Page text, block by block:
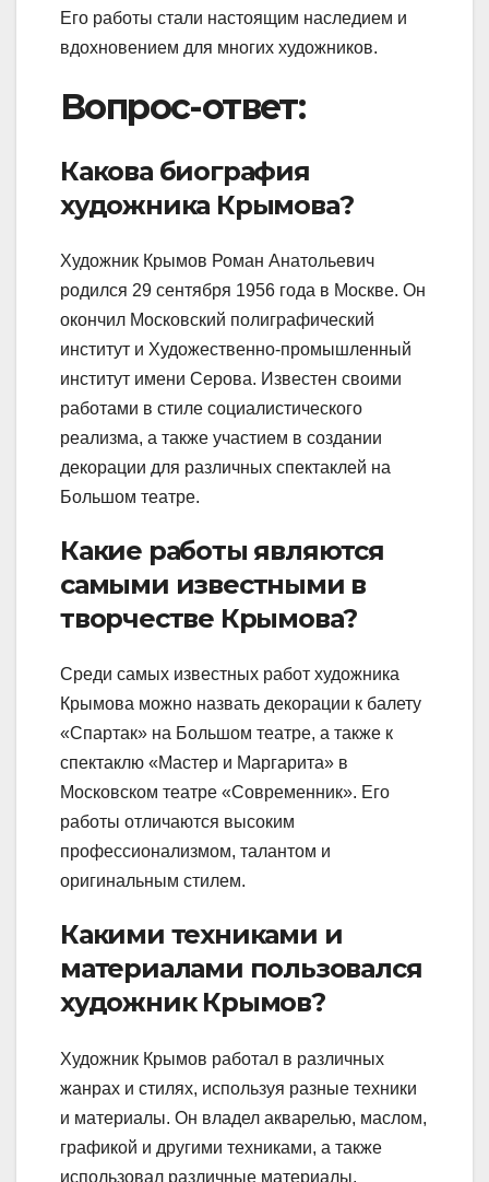
Его работы стали настоящим наследием и
вдохновением для многих художников.
Вопрос-ответ:
Какова биография
художника Крымова?
Художник Крымов Роман Анатольевич
родился 29 сентября 1956 года в Москве. Он
окончил Московский полиграфический
институт и Художественно-промышленный
институт имени Серова. Известен своими
работами в стиле социалистического
реализма, а также участием в создании
декорации для различных спектаклей на
Большом театре.
Какие работы являются
самыми известными в
творчестве Крымова?
Среди самых известных работ художника
Крымова можно назвать декорации к балету
«Спартак» на Большом театре, а также к
спектаклю «Мастер и Маргарита» в
Московском театре «Современник». Его
работы отличаются высоким
профессионализмом, талантом и
оригинальным стилем.
Какими техниками и
материалами пользовался
художник Крымов?
Художник Крымов работал в различных
жанрах и стилях, используя разные техники
и материалы. Он владел акварелью, маслом,
графикой и другими техниками, а также
использовал различные материалы,